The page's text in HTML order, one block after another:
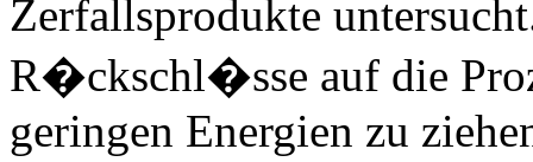
Zerfallsprodukte
R�ckschl�sse auf die
geringen Energien zu